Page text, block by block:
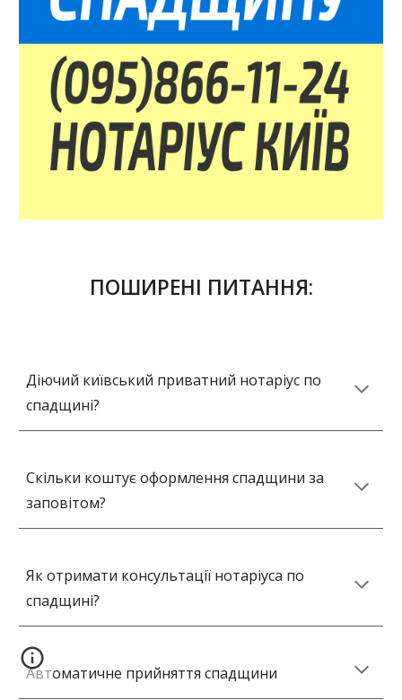
ПОШИРЕНІ ПИТАННЯ:
Діючий київський приватний нотаріус по
спадщині?
Скільки коштує оформлення спадщини за
заповітом?
Як отримати консультації нотаріуса по
спадщині?
Автоматичне прийняття спадщини